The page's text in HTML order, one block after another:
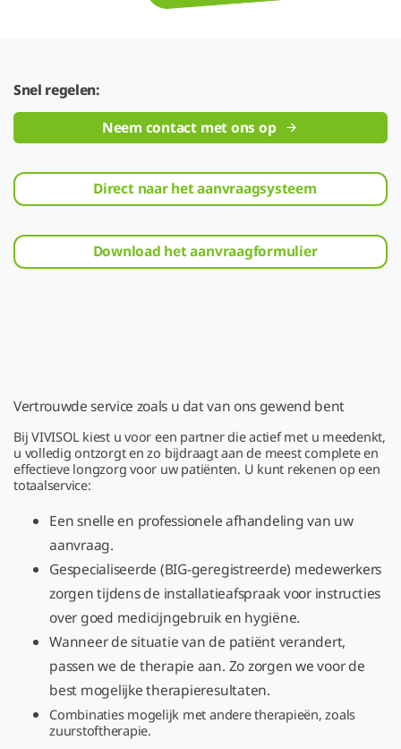
Snel regelen:
Neem contact met ons op
Direct naar het aanvraagsysteem
Download het aanvraagformulier
Vertrouwde service zoals u dat van ons gewend bent
Bij VIVISOL kiest u voor een partner die actief met u meedenkt,
u volledig ontzorgt en zo bijdraagt aan de meest complete en
effectieve longzorg voor uw patiënten. U kunt rekenen op een
totaalservice:
Een snelle en professionele afhandeling van uw
aanvraag.
Gespecialiseerde (BIG-geregistreerde) medewerkers
zorgen tijdens de installatieafspraak voor instructies
over goed medicijngebruik en hygiëne.
Wanneer de situatie van de patiënt verandert,
passen we de therapie aan. Zo zorgen we voor de
best mogelijke therapieresultaten.
Combinaties mogelijk met andere therapieën, zoals
zuurstoftherapie.